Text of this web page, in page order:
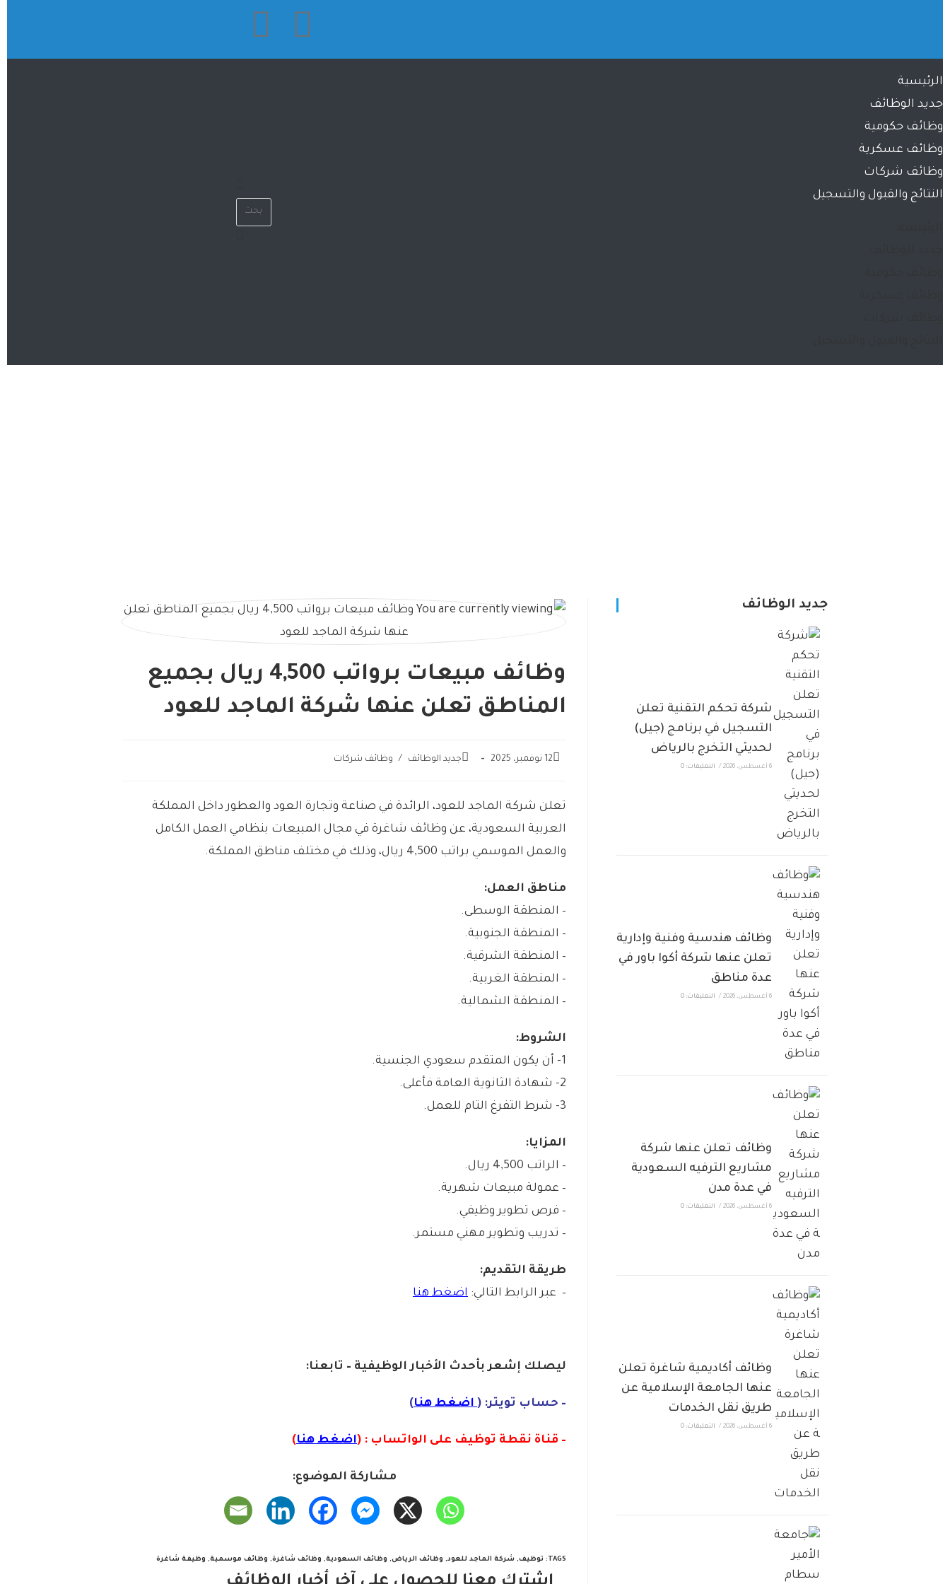
الرئيسية
جديد الوظائف
وظائف حكومية
وظائف عسكرية
وظائف شركات
النتائج والقبول والتسجيل
وظائف مبيعات برواتب 4,500 ريال بجميع
المناطق تعلن عنها شركة الماجد للعود
12 نوفمبر، 2025 جديد الوظائف / وظائف شركات
تعلن شركة الماجد للعود، الرائدة في صناعة وتجارة العود والعطور داخل المملكة
العربية السعودية، عن وظائف شاغرة في مجال المبيعات بنظامي العمل الكامل
والعمل الموسمي براتب 4,500 ريال، وذلك في مختلف مناطق المملكة.
مناطق العمل:
– المنطقة الوسطى.
– المنطقة الجنوبية.
– المنطقة الشرقية.
– المنطقة الغربية.
– المنطقة الشمالية.
الشروط:
1- أن يكون المتقدم سعودي الجنسية.
2- شهادة الثانوية العامة فأعلى.
3- شرط التفرغ التام للعمل.
المزايا:
– الراتب 4,500 ريال.
– عمولة مبيعات شهرية.
– فرص تطوير وظيفي.
– تدريب وتطوير مهني مستمر.
طريقة التقديم:
– عبر الرابط التالي: اضغط هنا
ليصلك إشعربأحدث الأخبار الوظيفية – تابعنا:
– حساب تويتر: (اضغط هنا)
– قناة نقطة توظيف على الواتساب : (اضغط هنا)
مشاركة الموضوع:
TAGS
: توظيف, شركة الماجد للعود, وظائف الرياض, وظائف السعودية, وظائف شاغرة, وظائف موسمية, وظيفة شاغرة
جديد الوظائف
شركة تحكم التقنية تعلن
التسجيل في برنامج (جيل)
لحديثي التخرج بالرياض
6 أغسطس، 2026 / التعليقات: 0
وظائف هندسية وفنية وإدارية
تعلن عنها شركة أكوا باور في
عدة مناطق
6 أغسطس، 2026 / التعليقات: 0
وظائف تعلن عنها شركة
مشاريع الترفيه السعودية
في عدة مدن
6 أغسطس، 2026 / التعليقات: 0
وظائف أكاديمية شاغرة تعلن
عنها الجامعة الإسلامية عن
طريق نقل الخدمات
6 أغسطس، 2026 / التعليقات: 0